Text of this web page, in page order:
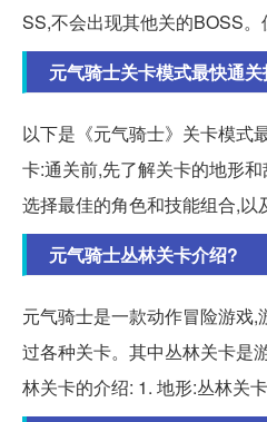
SS,不会出现其他关的BOSS。
元气骑士关卡模式最快通
以下是《元气骑士》关卡模式
卡:通关前,先了解关卡的地形
选择最佳的角色和技能组合,以
元气骑士丛林关卡介绍?
元气骑士是一款动作冒险游戏,
过各种关卡。其中丛林关卡是
林关卡的介绍: 1. 地形:丛林关